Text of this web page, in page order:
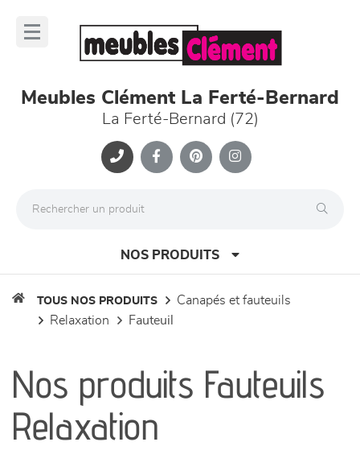
Meubles Clément La Ferté-Bernard
La Ferté-Bernard (72)
NOS PRODUITS
séjours
meubles de complément
TOUS NOS PRODUITS
canapés et fauteuils
relaxation
fauteuil
Nos produits Fauteuils
Relaxation